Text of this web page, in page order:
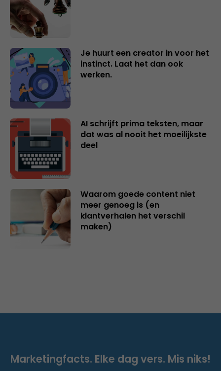
Je huurt een creator in voor het
instinct. Laat het dan ook
werken.
AI schrijft prima teksten, maar
dat was al nooit het moeilijkste
deel
Waarom goede content niet
meer genoeg is (en
klantverhalen het verschil
maken)
Marketingfacts. Elke dag vers. Mis niks!